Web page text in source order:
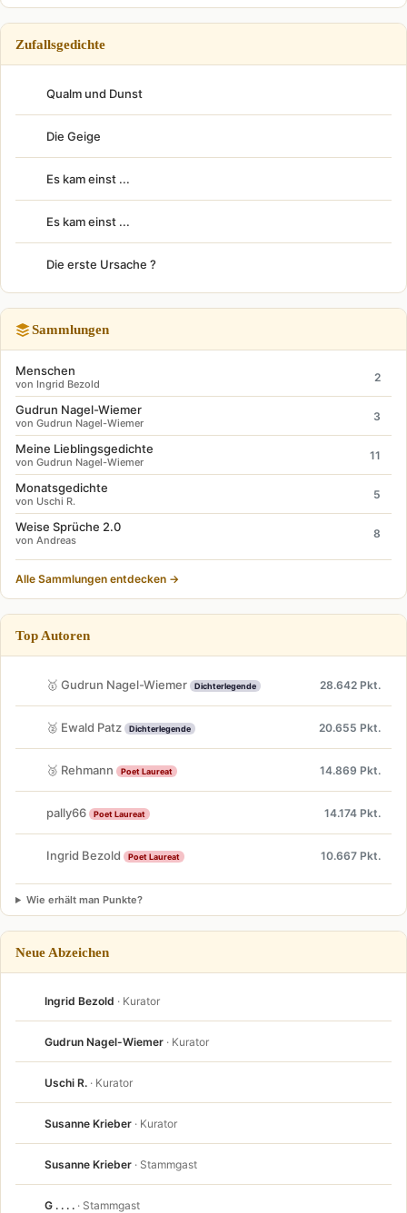
Zufallsgedichte
Qualm und Dunst
Die Geige
Es kam einst ...
Es kam einst ...
Die erste Ursache ?
Sammlungen
Menschen
von Ingrid Bezold
2
Gudrun Nagel-Wiemer
von Gudrun Nagel-Wiemer
3
Meine Lieblingsgedichte
von Gudrun Nagel-Wiemer
11
Monatsgedichte
von Uschi R.
5
Weise Sprüche 2.0
von Andreas
8
Alle Sammlungen entdecken →
Top Autoren
🥇 Gudrun Nagel-Wiemer Dichterlegende 28.642 Pkt.
🥈 Ewald Patz Dichterlegende 20.655 Pkt.
🥉 Rehmann Poet Laureat 14.869 Pkt.
pally66 Poet Laureat 14.174 Pkt.
Ingrid Bezold Poet Laureat 10.667 Pkt.
Wie erhält man Punkte?
Neue Abzeichen
Ingrid Bezold · Kurator
Gudrun Nagel-Wiemer · Kurator
Uschi R. · Kurator
Susanne Krieber · Kurator
Susanne Krieber · Stammgast
G . . . . · Stammgast